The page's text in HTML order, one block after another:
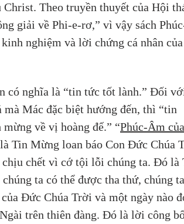
Theo truyền thuyết của Hội
giải về Phi-e-rơ,” vì vậy sách
nghiệm và lời chứng cá nhân
có nghĩa là “tin tức tốt lành.” Đối
Mác đặc biệt hướng đến, thì “tin
về vị hoàng đế.” “Phúc-Âm của
là Tin Mừng loan báo Con Đức Chúa
chịu chết vì cớ tội lỗi chúng ta. Đó là
ta có thể được tha thứ, chúng
Đức Chúa Trời và một ngày nào
trên thiên đàng. Đó là lời công